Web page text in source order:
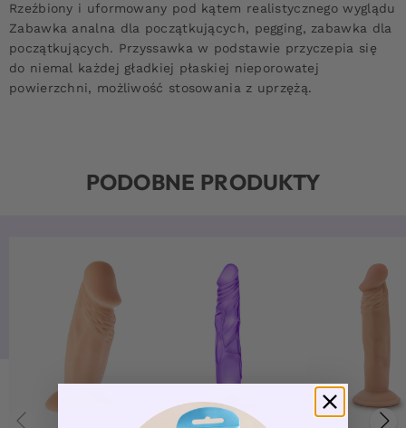
Rzeźbiony i uformowany pod kątem realistycznego wyglądu
Zabawka analna dla początkujących, pegging, zabawka dla
początkujących. Przyssawka w podstawie przyczepia się
do niemal każdej gładkiej płaskiej nieporowatej
powierzchni, możliwość stosowania z uprzężą.
PODOBNE PRODUKTY